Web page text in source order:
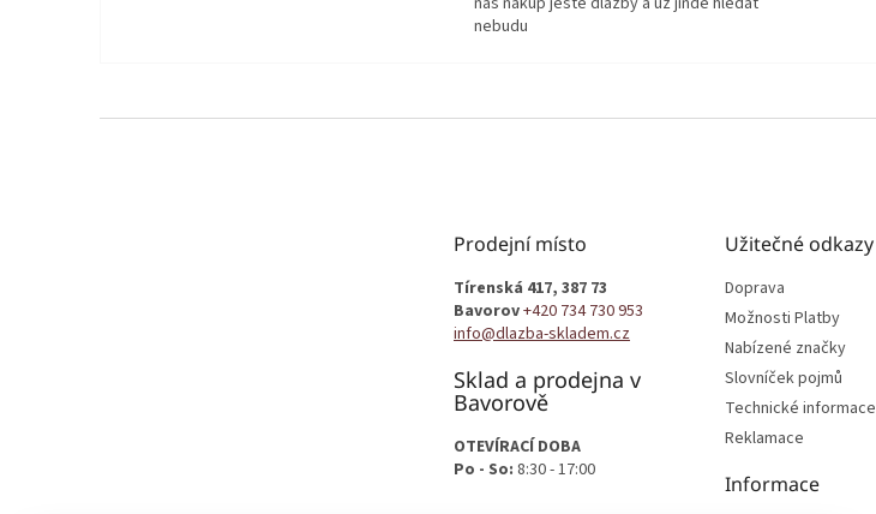
nebudu
Prodejní místo
Tírenská 417, 387 73
Bavorov+420 734 730 953
info@dlazba-skladem.cz
Sklad a prodejna v
Bavorově
OTEVÍRACÍ DOBA
Po - So: 8:30 - 17:00
Užitečné odkazy
Doprava
Možnosti Platby
Nabízené značky
Slovníček pojmů
Technické informace
Reklamace
Informace